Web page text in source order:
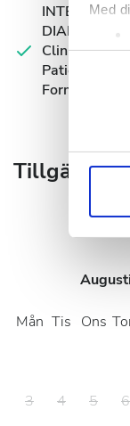
Med
Ta
eller
till
DIALYSIS
Clinical
Patient
Form
Mån Tis Ons
3
4 5 6